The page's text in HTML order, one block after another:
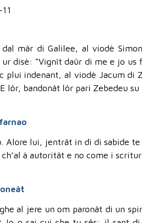
dal mâr di Galilee, al viodè
ur disè: “Vignît daûr di me e jo us
plui indenant, al viodè Jacum di
lôr, bandonât lôr pari Zebedeu
Alore lui, jentrât in dì di sabide te
à autoritât e no come i
al jere un om paronât di un